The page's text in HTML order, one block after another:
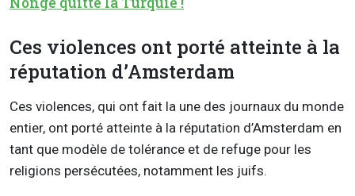
Ces violences ont porté atteinte à la
réputation d’Amsterdam
Ces violences, qui ont fait la une des journaux du monde
entier, ont porté atteinte à la réputation d’Amsterdam en
tant que modèle de tolérance et de refuge pour les
religions persécutées, notamment les juifs.